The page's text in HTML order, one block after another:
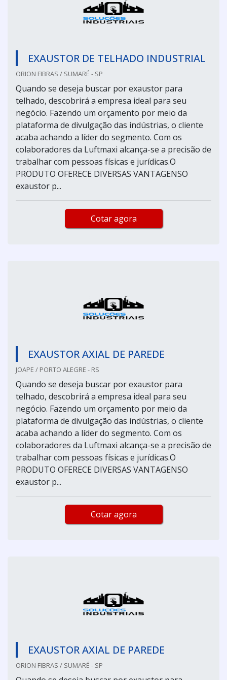
EXAUSTOR DE TELHADO INDUSTRIAL
ORION FIBRAS / SUMARÉ - SP
Quando se deseja buscar por exaustor para
telhado, descobrirá a empresa ideal para seu
negócio. Fazendo um orçamento por meio da
plataforma de divulgação das indústrias, o cliente
acaba achando a líder do segmento. Com os
colaboradores da Luftmaxi alcança-se a precisão de
trabalhar com pessoas físicas e jurídicas.O
PRODUTO OFERECE DIVERSAS VANTAGENSO
exaustor p...
Cotar agora
EXAUSTOR AXIAL DE PAREDE
JOAPE / PORTO ALEGRE - RS
Quando se deseja buscar por exaustor para
telhado, descobrirá a empresa ideal para seu
negócio. Fazendo um orçamento por meio da
plataforma de divulgação das indústrias, o cliente
acaba achando a líder do segmento. Com os
colaboradores da Luftmaxi alcança-se a precisão de
trabalhar com pessoas físicas e jurídicas.O
PRODUTO OFERECE DIVERSAS VANTAGENSO
exaustor p...
Cotar agora
EXAUSTOR AXIAL DE PAREDE
ORION FIBRAS / SUMARÉ - SP